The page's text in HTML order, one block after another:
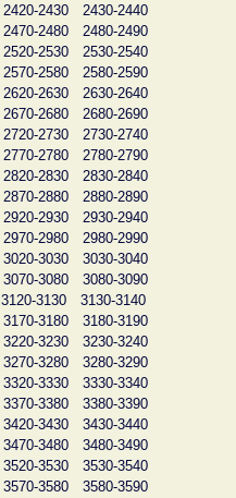
2420-2430
2430-2440
2470-2480
2480-2490
2520-2530
2530-2540
2570-2580
2580-2590
2620-2630
2630-2640
2670-2680
2680-2690
2720-2730
2730-2740
2770-2780
2780-2790
2820-2830
2830-2840
2870-2880
2880-2890
2920-2930
2930-2940
2970-2980
2980-2990
3020-3030
3030-3040
3070-3080
3080-3090
3120-3130
3130-3140
3170-3180
3180-3190
3220-3230
3230-3240
3270-3280
3280-3290
3320-3330
3330-3340
3370-3380
3380-3390
3420-3430
3430-3440
3470-3480
3480-3490
3520-3530
3530-3540
3570-3580
3580-3590